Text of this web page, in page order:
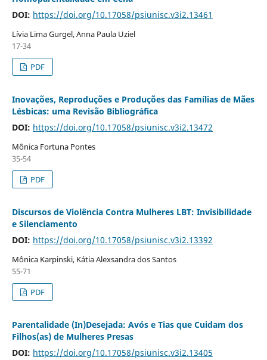
DOI: https://doi.org/10.17058/psiunisc.v3i2.13461
Lívia Lima Gurgel, Anna Paula Uziel
17-34
PDF
Inovações, Reproduções e Produções das Famílias de Mães
Lésbicas: uma Revisão Bibliográfica
DOI: https://doi.org/10.17058/psiunisc.v3i2.13472
Mônica Fortuna Pontes
35-54
PDF
Discursos de Violência Contra Mulheres LBT: Invisibilidade
e Silenciamento
DOI: https://doi.org/10.17058/psiunisc.v3i2.13392
Mônica Karpinski, Kátia Alexsandra dos Santos
55-71
PDF
Parentalidade (In)Desejada: Avós e Tias que Cuidam dos
Filhos(as) de Mulheres Presas
DOI: https://doi.org/10.17058/psiunisc.v3i2.13405